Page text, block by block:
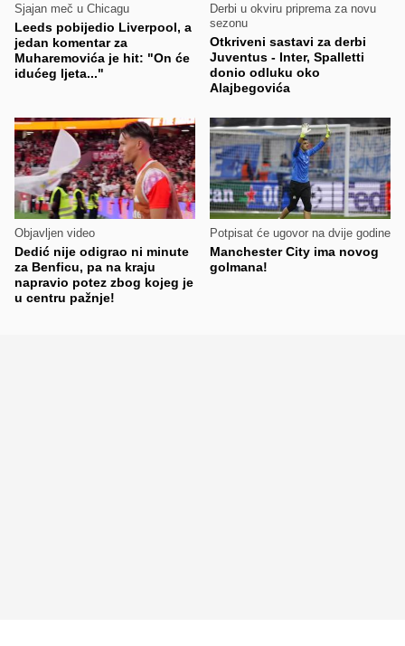
Sjajan meč u Chicagu
Leeds pobijedio Liverpool, a
jedan komentar za
Muharemovića je hit: "On će
idućeg ljeta..."
Derbi u okviru priprema za novu
sezonu
Otkriveni sastavi za derbi
Juventus - Inter, Spalletti
donio odluku oko
Alajbegovića
Objavljen video
Dedić nije odigrao ni minute
za Benficu, pa na kraju
napravio potez zbog kojeg je
u centru pažnje!
Potpisat će ugovor na dvije godine
Manchester City ima novog
golmana!